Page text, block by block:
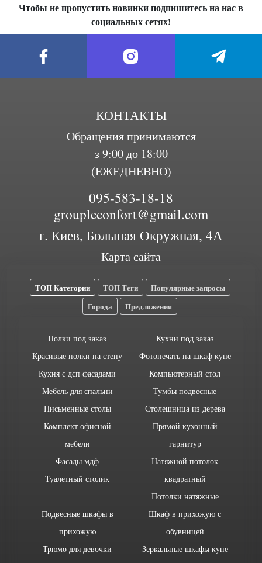
Чтобы не пропустить новинки подпишитесь на нас в
социальных сетях!
КОНТАКТЫ
Обращения принимаются
з 9:00 до 18:00
(ЕЖЕДНЕВНО)
095-583-18-18
groupleconfort@gmail.com
г. Киев, Большая Окружная, 4А
Карта сайта
ТОП Категории ТОП Теги
Популярные запросы
Города
Предложения
Полки под заказ
Красивые полки на стену
Кухня с дсп фасадами
Мебель для спальни
Письменные столы
Комплект офисной
мебели
Фасады мдф
Туалетный столик
Кухни под заказ
Фотопечать на шкаф купе
Компьютерный стол
Тумбы подвесные
Столешница из дерева
Прямой кухонный
гарнитур
Натяжной потолок
квадратный
Потолки натяжные
Подвесные шкафы в
прихожую
Трюмо для девочки
Шкаф в прихожую с
обувницей
Зеркальные шкафы купе